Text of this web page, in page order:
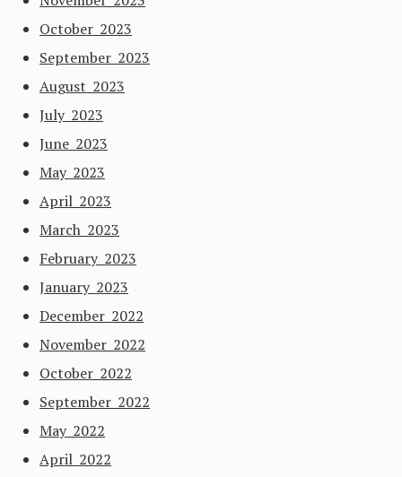
October 2023
September 2023
August 2023
July 2023
June 2023
May 2023
April 2023
March 2023
February 2023
January 2023
December 2022
November 2022
October 2022
September 2022
May 2022
April 2022